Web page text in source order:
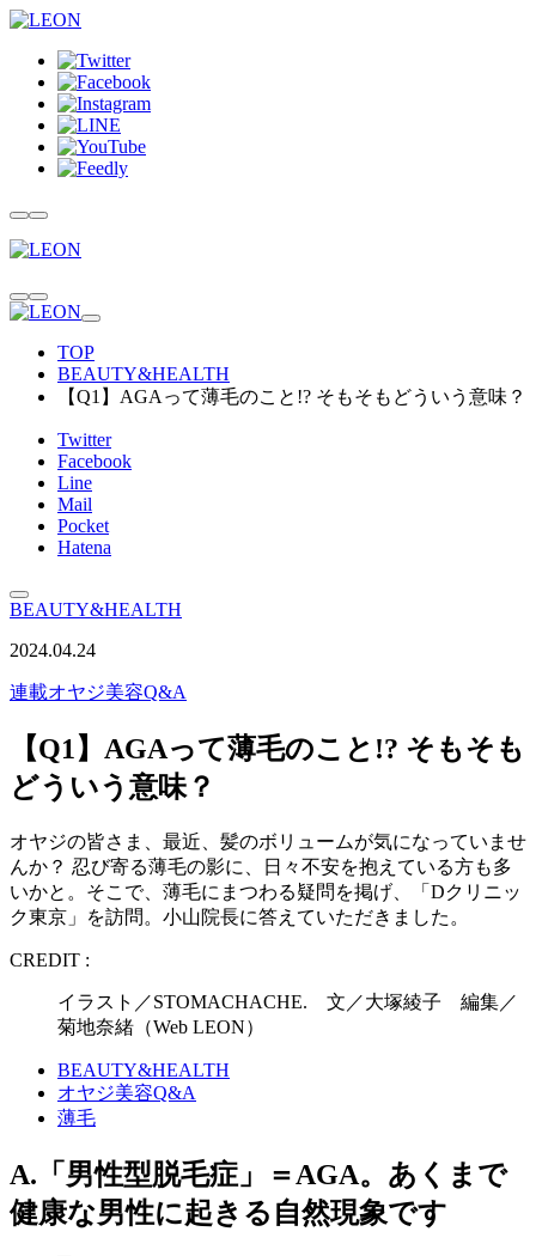
TOP
BEAUTY&HEALTH
【Q1】AGAって薄毛のこと!? そもそもどういう意味？
Twitter
Facebook
Line
Mail
Pocket
Hatena
BEAUTY&HEALTH
2024.04.24
連載オヤジ美容Q&A
【Q1】AGAって薄毛のこと!? そもそも
どういう意味？
オヤジの皆さま、最近、髪のボリュームが気になっていませ
んか？ 忍び寄る薄毛の影に、日々不安を抱えている方も多
いかと。そこで、薄毛にまつわる疑問を掲げ、「Dクリニッ
ク東京」を訪問。小山院長に答えていただきました。
CREDIT :
イラスト／STOMACHACHE. 文／大塚綾子 編集／
菊地奈緒（Web LEON）
BEAUTY&HEALTH
オヤジ美容Q&A
薄毛
A.「男性型脱毛症」＝AGA。あくまで
健康な男性に起きる自然現象です